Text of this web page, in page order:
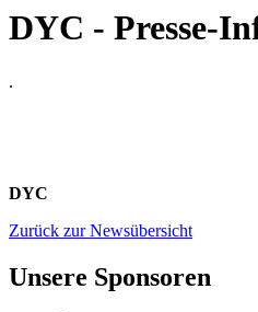
DYC - Presse-
.
DYC
Zurück zur Newsübersicht
Unsere Sponsoren